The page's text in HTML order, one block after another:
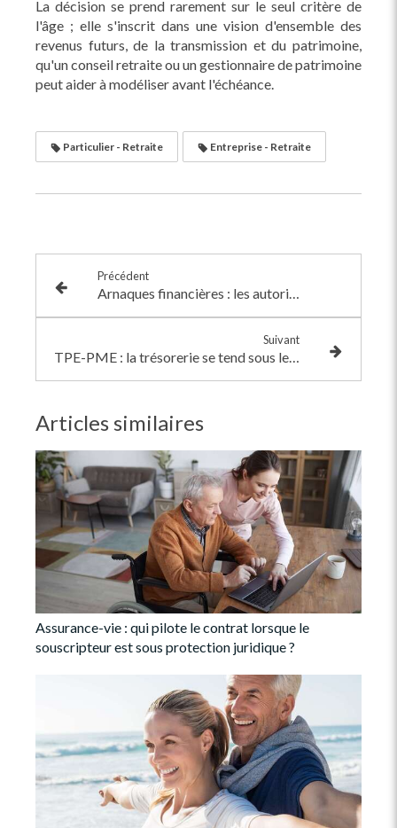
La décision se prend rarement sur le seul critère de
l'âge ; elle s'inscrit dans une vision d'ensemble des
revenus futurs, de la transmission et du patrimoine,
qu'un conseil retraite ou un gestionnaire de patrimoine
peut aider à modéliser avant l'échéance.
Particulier - Retraite Entreprise - Retraite
Précédent
Arnaques financières : les autorités renforcent leur arsenal contre le démarchage abusif
Suivant
TPE-PME : la trésorerie se tend sous le poids des impayés
Articles similaires
Assurance-vie : qui pilote le contrat lorsque le
souscripteur est sous protection juridique ?